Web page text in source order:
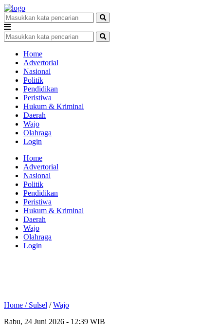
Home
Advertorial
Nasional
Politik
Pendidikan
Peristiwa
Hukum & Kriminal
Daerah
Wajo
Olahraga
Login
Home
Advertorial
Nasional
Politik
Pendidikan
Peristiwa
Hukum & Kriminal
Daerah
Wajo
Olahraga
Login
Home / Sulsel /Wajo
Rabu, 24 Juni 2026 - 12:39 WIB